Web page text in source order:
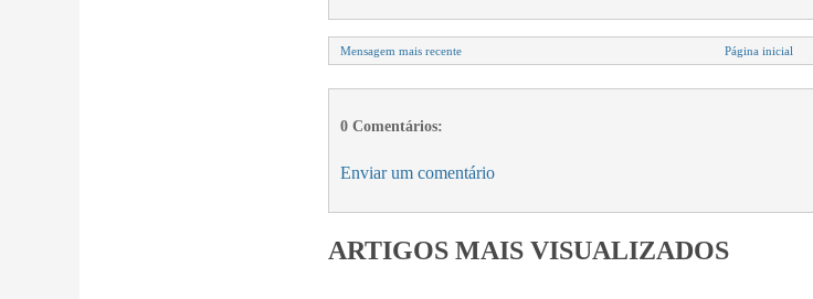
Mensagem mais recente Página inicial
0 Comentários:
Enviar um comentário
ARTIGOS MAIS VISUALIZADOS